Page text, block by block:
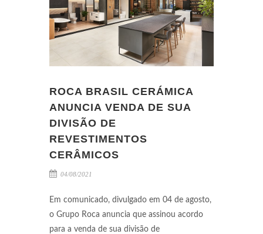
ROCA BRASIL CERÁMICA
ANUNCIA VENDA DE SUA
DIVISÃO DE
REVESTIMENTOS
CERÂMICOS
04/08/2021
Em comunicado, divulgado em 04 de agosto,
o Grupo Roca anuncia que assinou acordo
para a venda de sua divisão de